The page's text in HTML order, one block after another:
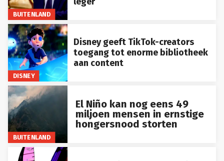
BUITENLAND
DISNEY
toegang tot enorme bibliotheek
aan content
BUITENLAND
miljoen mensen in ernstige
hongersnood storten